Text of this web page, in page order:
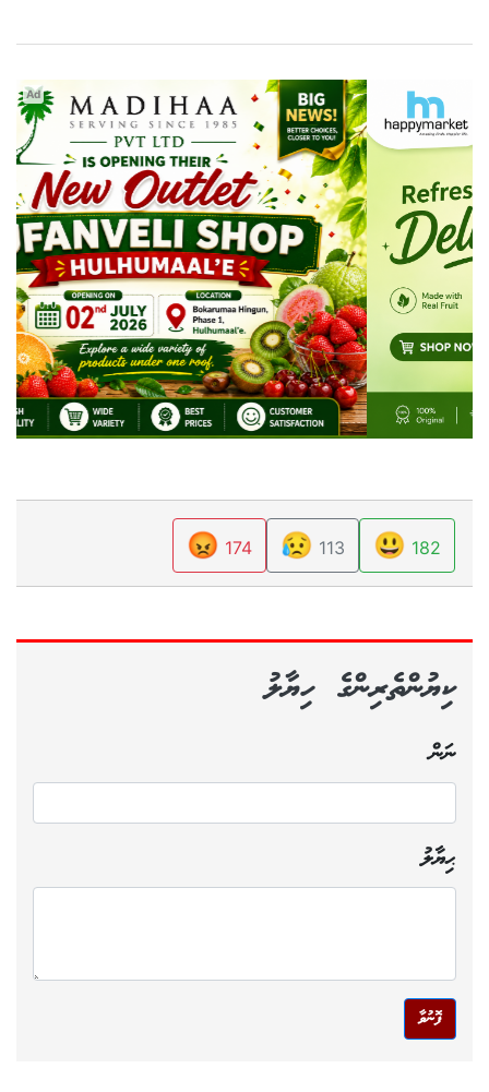
Ad
182
😃
113
😥
174
😡
ކިޔުންތެރިންގެ ހިޔާލު
ނަން
ޙިޔާލު
ފޮނުވާ